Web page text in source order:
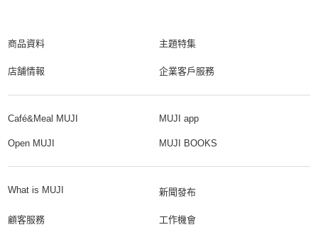
商品資料 主題特集
店舗情報 企業客戶服務
Café&Meal MUJI MUJI app
Open MUJI MUJI BOOKS
What is MUJI 新聞發布
顧客服務 工作機會